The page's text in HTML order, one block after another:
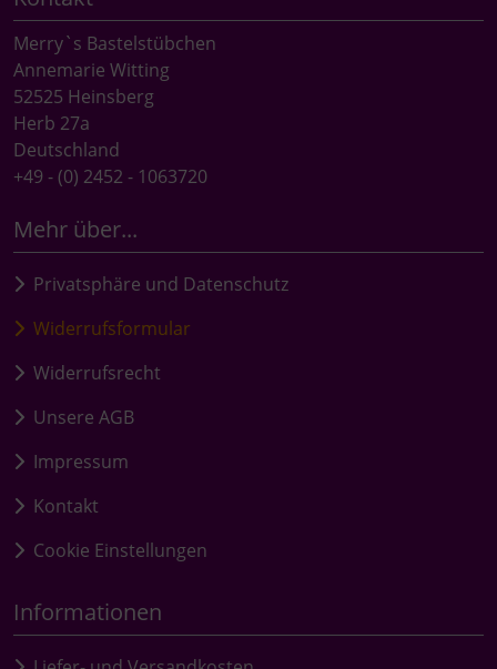
Merry`s Bastelstübchen
Annemarie Witting
52525 Heinsberg
Herb 27a
Deutschland
+49 - (0) 2452 - 1063720
Mehr über...
Privatsphäre und Datenschutz
Widerrufsformular
Widerrufsrecht
Unsere AGB
Impressum
Kontakt
Cookie Einstellungen
Informationen